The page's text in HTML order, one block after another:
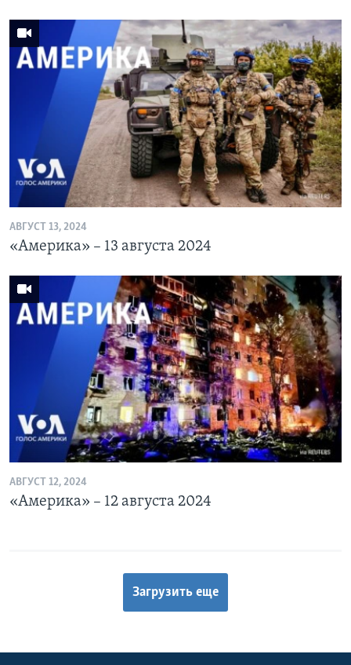
АВГУСТ 13, 2024
«Америка» – 13 августа 2024
АВГУСТ 12, 2024
«Америка» – 12 августа 2024
Загрузить еще